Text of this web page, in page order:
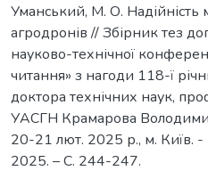
Уманський, М. О.
агродронів // Збірник тез
науково-технічної
читання» з нагоди 118-ї
доктора технічних наук,
УАСГН Крамарова
20-21 лют. 2025 р., м. Київ. -
2025. – С. 244-247.